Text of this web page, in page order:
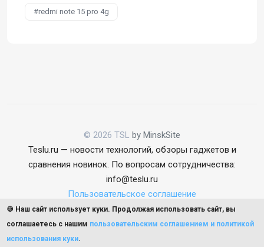
redmi note 15 pro 4g
© 2026 TSL by MinskSite
Teslu.ru — новости технологий, обзоры гаджетов и
сравнения новинок. По вопросам сотрудничества:
info@teslu.ru
Пользовательское соглашение
🍪 Наш сайт использует куки. Продолжая использовать сайт, вы
соглашаетесь с нашим пользовательским соглашением и политикой
использования куки.